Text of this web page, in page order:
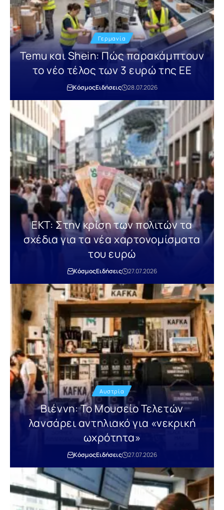
Γερμανία
Temu και Shein: Πώς παρακάμπτουν
το νέο τέλος των 3 ευρώ της ΕΕ
ΚόσμοςΕιδήσεις 28.07.2026
ΕΚΤ: Στην κρίση των πολιτών τα
σχέδια για τα νέα χαρτονομίσματα
του ευρώ
ΚόσμοςΕιδήσεις 27.07.2026
Αυστρία
Βιέννη: Το Μουσείο Τελετών
λανσάρει αντηλιακό για «νεκρική
ωχρότητα»
ΚόσμοςΕιδήσεις 27.07.2026